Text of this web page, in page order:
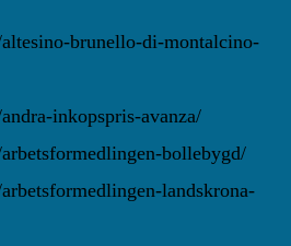
brunello-di-montalcino-
inkopspris-avanza/
bollebygd/
landskrona-